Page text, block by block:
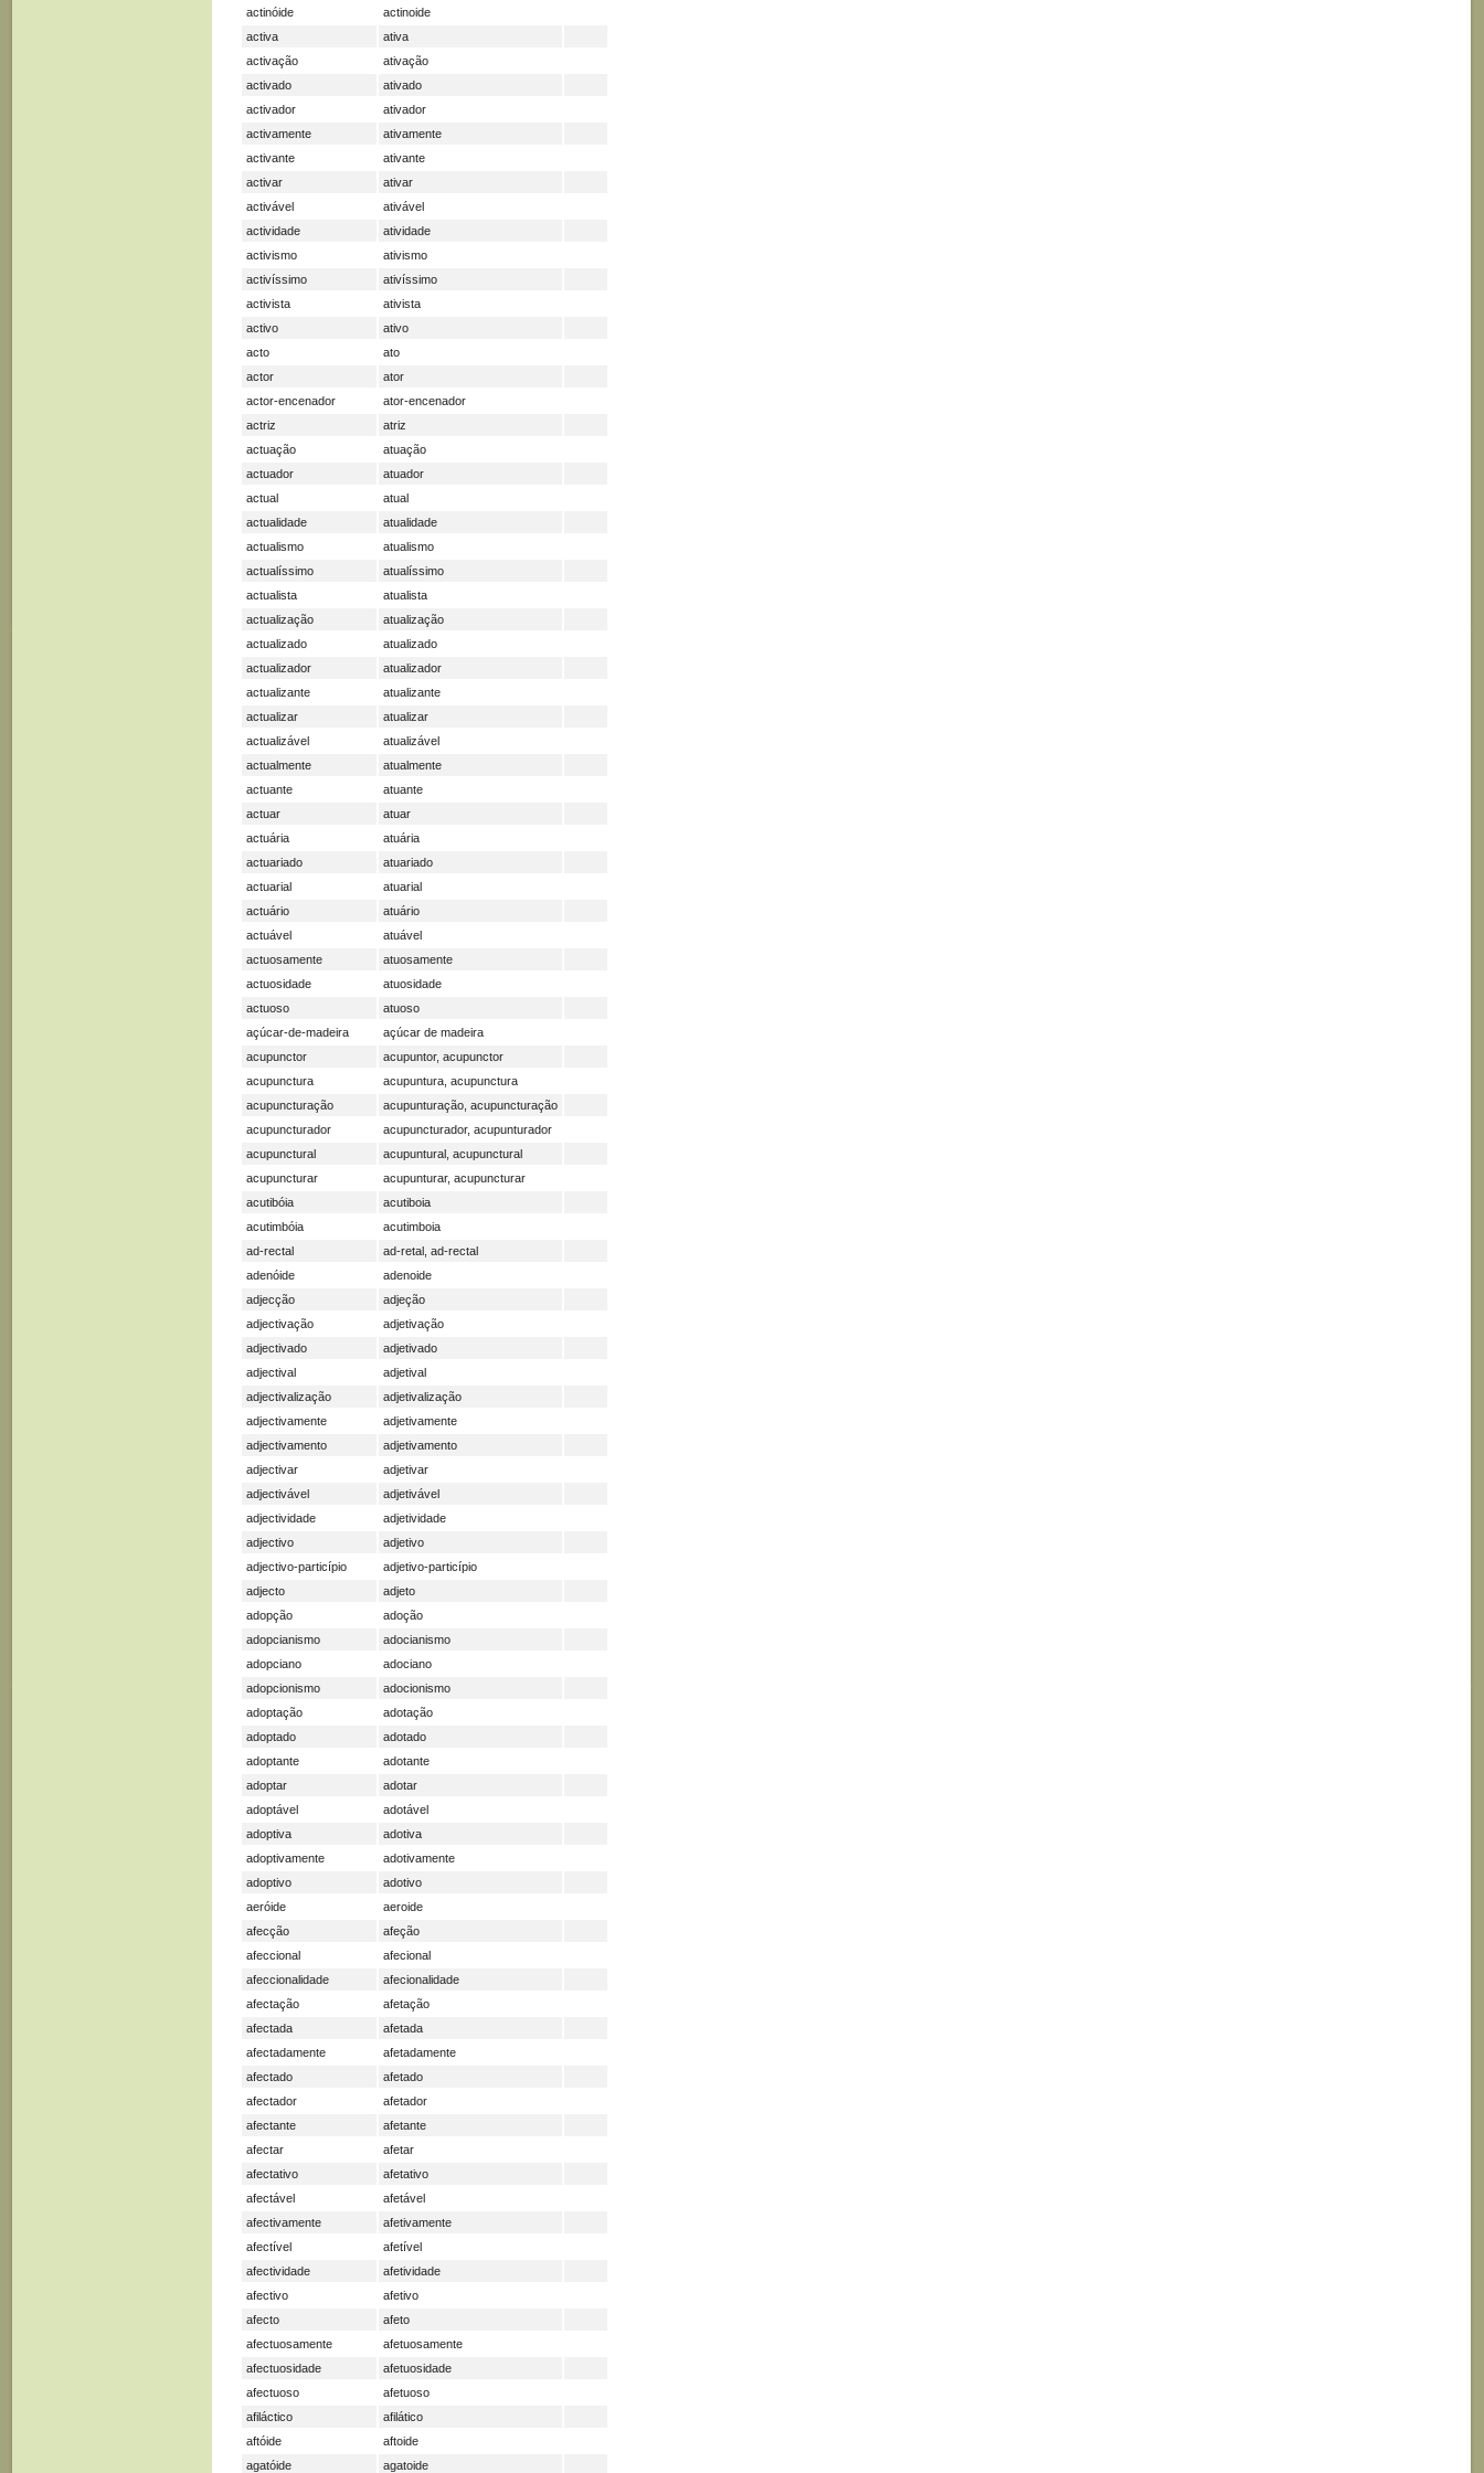
actinóide
actinoide
activa
ativa
activação
ativação
activado
ativado
activador
ativador
activamente
ativamente
activante
ativante
activar
ativar
activável
ativável
actividade
atividade
activismo
ativismo
activíssimo
ativíssimo
activista
ativista
activo
ativo
acto
ato
actor
ator
actor-encenador
ator-encenador
actriz
atriz
actuação
atuação
actuador
atuador
actual
atual
actualidade
atualidade
actualismo
atualismo
actualíssimo
atualíssimo
actualista
atualista
actualização
atualização
actualizado
atualizado
actualizador
atualizador
actualizante
atualizante
actualizar
atualizar
actualizável
atualizável
actualmente
atualmente
actuante
atuante
actuar
atuar
actuária
atuária
actuariado
atuariado
actuarial
atuarial
actuário
atuário
actuável
atuável
actuosamente
atuosamente
actuosidade
atuosidade
actuoso
atuoso
açúcar-de-madeira
açúcar de madeira
acupunctor
acupuntor, acupunctor
acupunctura
acupuntura, acupunctura
acupuncturação
acupunturação, acupuncturação
acupuncturador
acupuncturador, acupunturador
acupunctural
acupuntural, acupunctural
acupuncturar
acupunturar, acupuncturar
acutibóia
acutiboia
acutimbóia
acutimboia
ad-rectal
ad-retal, ad-rectal
adenóide
adenoide
adjecção
adjeção
adjectivação
adjetivação
adjectivado
adjetivado
adjectival
adjetival
adjectivalização
adjetivalização
adjectivamente
adjetivamente
adjectivamento
adjetivamento
adjectivar
adjetivar
adjectivável
adjetivável
adjectividade
adjetividade
adjectivo
adjetivo
adjectivo-particípio
adjetivo-particípio
adjecto
adjeto
adopção
adoção
adopcianismo
adocianismo
adopciano
adociano
adopcionismo
adocionismo
adoptação
adotação
adoptado
adotado
adoptante
adotante
adoptar
adotar
adoptável
adotável
adoptiva
adotiva
adoptivamente
adotivamente
adoptivo
adotivo
aeróide
aeroide
afecção
afeção
afeccional
afecional
afeccionalidade
afecionalidade
afectação
afetação
afectada
afetada
afectadamente
afetadamente
afectado
afetado
afectador
afetador
afectante
afetante
afectar
afetar
afectativo
afetativo
afectável
afetável
afectivamente
afetivamente
afectível
afetível
afectividade
afetividade
afectivo
afetivo
afecto
afeto
afectuosamente
afetuosamente
afectuosidade
afetuosidade
afectuoso
afetuoso
afiláctico
afilático
aftóide
aftoide
agatóide
agatoide